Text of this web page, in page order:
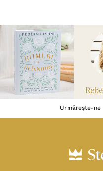
Urmărește-ne